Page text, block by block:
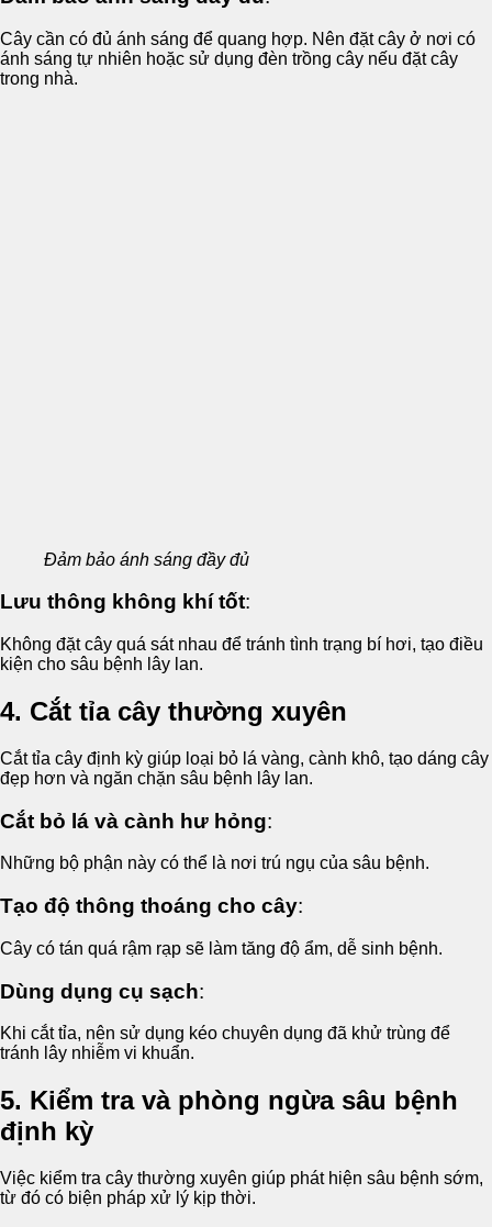
Cây cần có đủ ánh sáng để quang hợp. Nên đặt cây ở nơi có
ánh sáng tự nhiên hoặc sử dụng đèn trồng cây nếu đặt cây
trong nhà.
Đảm bảo ánh sáng đầy đủ
Lưu thông không khí tốt:
Không đặt cây quá sát nhau để tránh tình trạng bí hơi, tạo điều
kiện cho sâu bệnh lây lan.
4. Cắt tỉa cây thường xuyên
Cắt tỉa cây định kỳ giúp loại bỏ lá vàng, cành khô, tạo dáng cây
đẹp hơn và ngăn chặn sâu bệnh lây lan.
Cắt bỏ lá và cành hư hỏng:
Những bộ phận này có thể là nơi trú ngụ của sâu bệnh.
Tạo độ thông thoáng cho cây:
Cây có tán quá rậm rạp sẽ làm tăng độ ẩm, dễ sinh bệnh.
Dùng dụng cụ sạch:
Khi cắt tỉa, nên sử dụng kéo chuyên dụng đã khử trùng để
tránh lây nhiễm vi khuẩn.
5. Kiểm tra và phòng ngừa sâu bệnh
định kỳ
Việc kiểm tra cây thường xuyên giúp phát hiện sâu bệnh sớm,
từ đó có biện pháp xử lý kịp thời.